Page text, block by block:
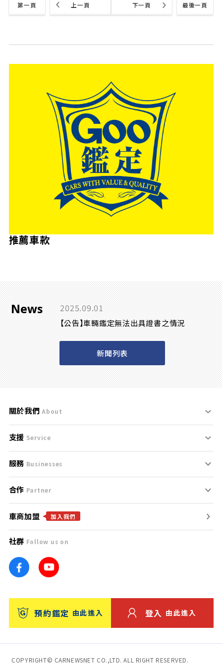
第一頁 最後一頁
上一頁 下一頁
推薦車款
News 2025.09.01
【公告】車輛鑑定無法出具證書之情況
新聞列表
關於我們 About
刊登規範
服務條款
免責聲明
隱私權政策
團隊
車訊網
台灣優良中古車商大獎
支援 Service
支援中心
聯絡我們
服務 Businesses
什麼是Goo鑑定？
找好車
找好店
找海外車
消費者評價
保固
合作 Partner
合作夥伴
廣告合作
車商加盟 加入我們
社群 Follow us on
預約鑑定 由此進入 登入 由此進入
COPYRIGHT© CARNEWSNET CO.,LTD. ALL RIGHT RESERVED.